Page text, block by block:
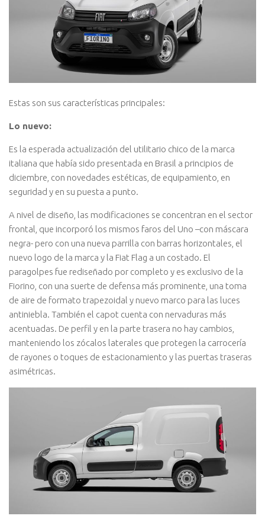
Estas son sus características principales:
Lo nuevo:
Es la esperada actualización del utilitario chico de la marca
italiana que había sido presentada en Brasil a principios de
diciembre, con novedades estéticas, de equipamiento, en
seguridad y en su puesta a punto.
A nivel de diseño, las modificaciones se concentran en el sector
frontal, que incorporó los mismos faros del Uno –con máscara
negra- pero con una nueva parrilla con barras horizontales, el
nuevo logo de la marca y la Fiat Flag a un costado. El
paragolpes fue rediseñado por completo y es exclusivo de la
Fiorino, con una suerte de defensa más prominente, una toma
de aire de formato trapezoidal y nuevo marco para las luces
antiniebla. También el capot cuenta con nervaduras más
acentuadas. De perfil y en la parte trasera no hay cambios,
manteniendo los zócalos laterales que protegen la carrocería
de rayones o toques de estacionamiento y las puertas traseras
asimétricas.